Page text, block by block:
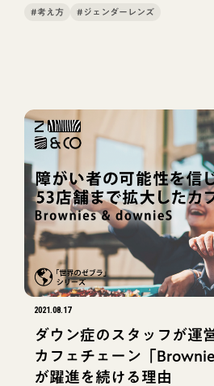
#考え方 #ジェンダーレンズ
2021.08.17
ダウン症のスタッフが運
カフェチェーン「
が躍進を続ける理由